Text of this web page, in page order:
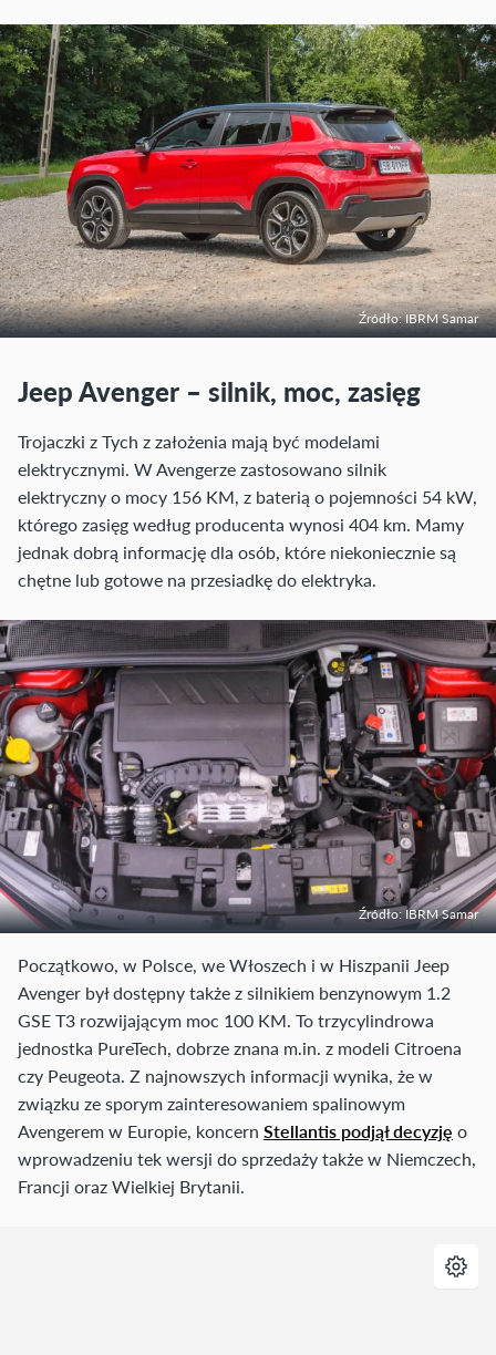
Źródło: IBRM Samar
Jeep Avenger – silnik, moc, zasięg
Trojaczki z Tych z założenia mają być modelami
elektrycznymi. W Avengerze zastosowano silnik
elektryczny o mocy 156 KM, z baterią o pojemności 54 kW,
którego zasięg według producenta wynosi 404 km. Mamy
jednak dobrą informację dla osób, które niekoniecznie są
chętne lub gotowe na przesiadkę do elektryka.
Źródło: IBRM Samar
Początkowo, w Polsce, we Włoszech i w Hiszpanii Jeep
Avenger był dostępny także z silnikiem benzynowym 1.2
GSE T3 rozwijającym moc 100 KM. To trzycylindrowa
jednostka PureTech, dobrze znana m.in. z modeli Citroena
czy Peugeota. Z najnowszych informacji wynika, że w
związku ze sporym zainteresowaniem spalinowym
Avengerem w Europie, koncern Stellantis podjął decyzję o
wprowadzeniu tek wersji do sprzedaży także w Niemczech,
Francji oraz Wielkiej Brytanii.